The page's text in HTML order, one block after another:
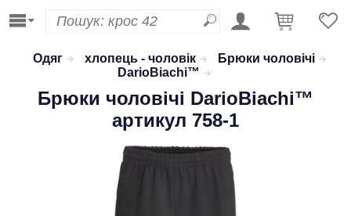
Одяг хлопець - чоловік
Брюки чоловічі
DarioBiachi™
Брюки чоловічі DarioBiachi™
артикул 758-1